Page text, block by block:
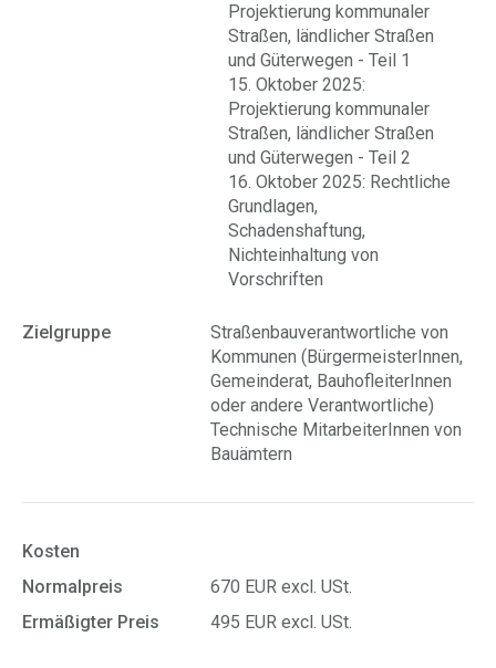
Projektierung kommunaler
Straßen, ländlicher Straßen
und Güterwegen - Teil 1
15. Oktober 2025:
Projektierung kommunaler
Straßen, ländlicher Straßen
und Güterwegen - Teil 2
16. Oktober 2025: Rechtliche
Grundlagen,
Schadenshaftung,
Nichteinhaltung von
Vorschriften
Zielgruppe
Straßenbauverantwortliche von
Kommunen (BürgermeisterInnen,
Gemeinderat, BauhofleiterInnen
oder andere Verantwortliche)
Technische MitarbeiterInnen von
Bauämtern
Kosten
Normalpreis
670 EUR excl. USt.
Ermäßigter Preis
495 EUR excl. USt.